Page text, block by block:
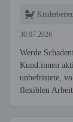
30.07.2026
Werde
Kund:innen
unbefristete,
flexiblen